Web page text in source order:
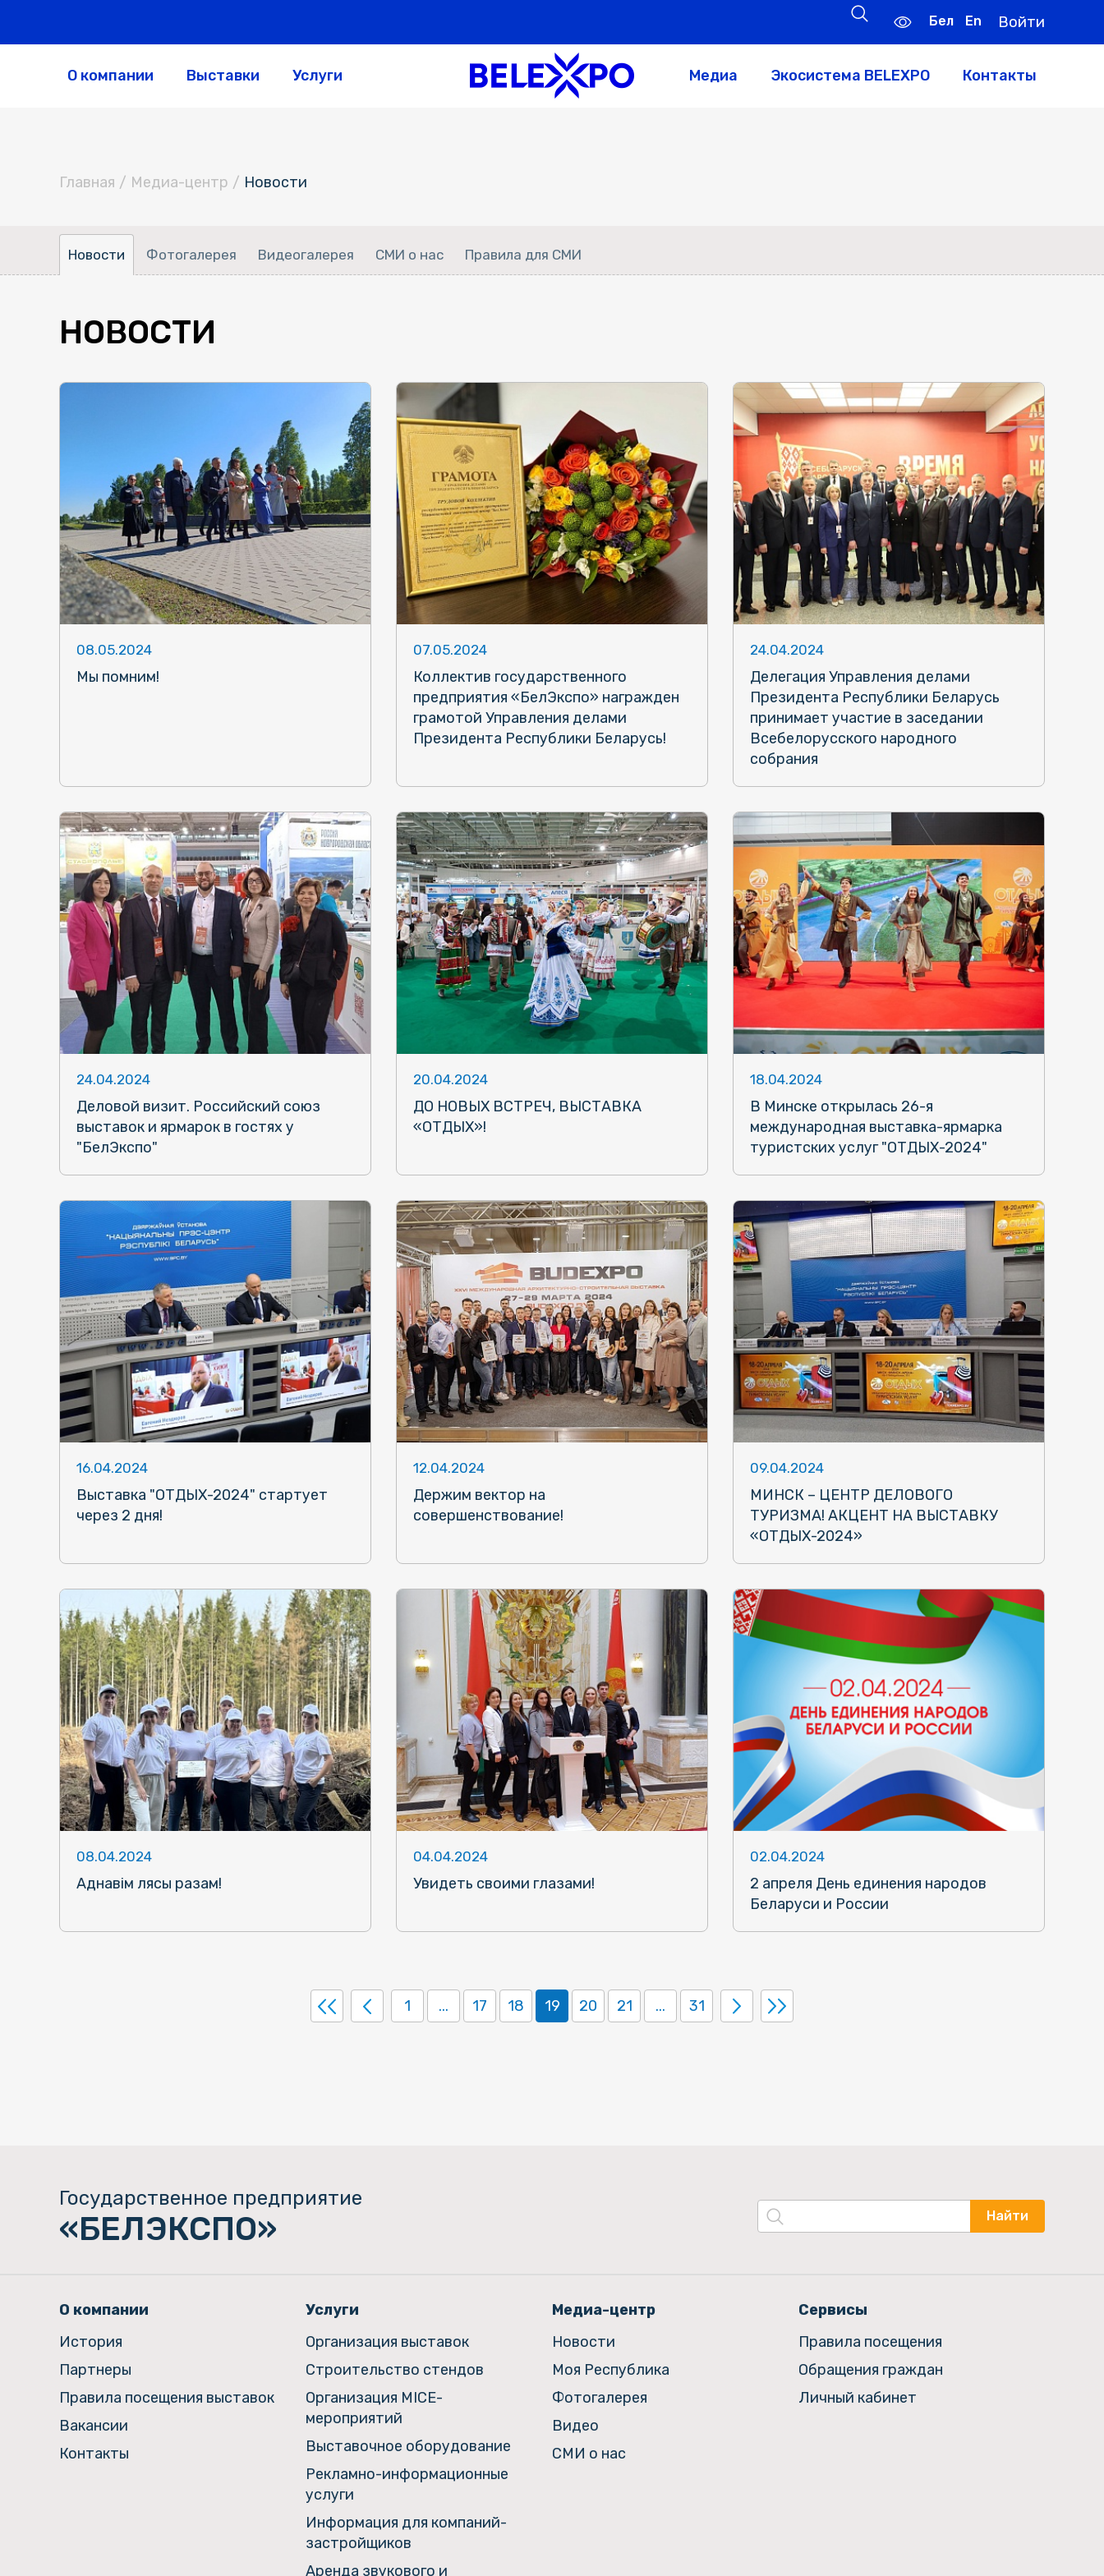
Бел En Войти
О компании Выставки Услуги Медиа Экосистема BELEXPO Контакты
Главная / Медиа-центр / Новости
Новости Фотогалерея Видеогалерея СМИ о нас Правила для СМИ
НОВОСТИ
08.05.2024
Мы помним!
07.05.2024
Коллектив государственного
предприятия «БелЭкспо» награжден
грамотой Управления делами
Президента Республики Беларусь!
24.04.2024
Делегация Управления делами
Президента Республики Беларусь
принимает участие в заседании
Всебелорусского народного
собрания
24.04.2024
Деловой визит. Российский союз
выставок и ярмарок в гостях у
"БелЭкспо"
20.04.2024
ДО НОВЫХ ВСТРЕЧ, ВЫСТАВКА
«ОТДЫХ»!
18.04.2024
В Минске открылась 26-я
международная выставка-ярмарка
туристских услуг "ОТДЫХ-2024"
16.04.2024
Выставка "ОТДЫХ-2024" стартует
через 2 дня!
12.04.2024
Держим вектор на
совершенствование!
09.04.2024
МИНСК – ЦЕНТР ДЕЛОВОГО
ТУРИЗМА! АКЦЕНТ НА ВЫСТАВКУ
«ОТДЫХ-2024»
08.04.2024
Аднавiм лясы разам!
04.04.2024
Увидеть своими глазами!
02.04.2024
2 апреля День единения народов
Беларуси и России
1 ... 17 18 19 20 21 ... 31
Государственное предприятие
«БЕЛЭКСПО» Найти
О компании
История
Партнеры
Правила посещения выставок
Вакансии
Контакты
Услуги
Организация выставок
Строительство стендов
Организация MICE-
мероприятий
Выставочное оборудование
Рекламно-информационные
услуги
Информация для компаний-
застройщиков
Аренда звукового и
Медиа-центр
Новости
Моя Республика
Фотогалерея
Видео
СМИ о нас
Сервисы
Правила посещения
Обращения граждан
Личный кабинет